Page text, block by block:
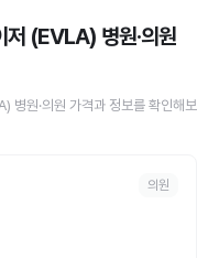
저 (EVLA) 병원·의원
병원·의원 가격과 정보를 확인해보
의원